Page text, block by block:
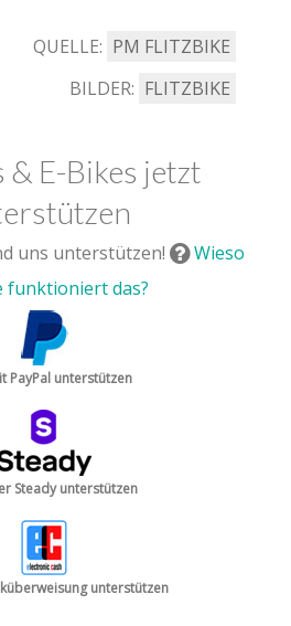
QUELLE: PM FLITZBIKE
BILDER: FLITZBIKE
& E-Bikes jetzt
uns unterstützen!
Wieso
funktioniert das?
PayPal unterstützen
Steady unterstützen
unterstützen